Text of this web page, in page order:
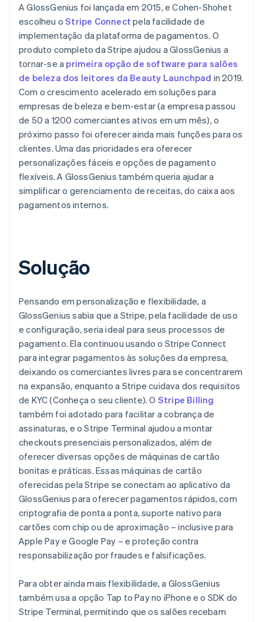
A GlossGenius foi lançada em 2015, e Cohen-Shohet
escolheu oStripe Connect pela facilidade de
implementação da plataforma de pagamentos. O
produto completo da Stripe ajudou a GlossGenius a
tornar-se a primeira opção de software para salões
de beleza dos leitores da Beauty Launchpad in 2019.
Com o crescimento acelerado em soluções para
empresas de beleza e bem-estar (a empresa passou
de 50 a 1200 comerciantes ativos em um mês), o
próximo passo foi oferecer ainda mais funções para os
clientes. Uma das prioridades era oferecer
personalizações fáceis e opções de pagamento
flexíveis. A GlossGenius também queria ajudar a
simplificar o gerenciamento de receitas, do caixa aos
pagamentos internos.
Solução
Pensando em personalização e flexibilidade, a
GlossGenius sabia que a Stripe, pela facilidade de uso
e configuração, seria ideal para seus processos de
pagamento. Ela continuou usando o Stripe Connect
para integrar pagamentos às soluções da empresa,
deixando os comerciantes livres para se concentrarem
na expansão, enquanto a Stripe cuidava dos requisitos
de KYC (Conheça o seu cliente). O Stripe Billing
também foi adotado para facilitar a cobrança de
assinaturas, e o Stripe Terminal ajudou a montar
checkouts presenciais personalizados, além de
oferecer diversas opções de máquinas de cartão
bonitas e práticas. Essas máquinas de cartão
oferecidas pela Stripe se conectam ao aplicativo da
GlossGenius para oferecer pagamentos rápidos, com
criptografia de ponta a ponta, suporte nativo para
cartões com chip ou de aproximação – inclusive para
Apple Pay e Google Pay – e proteção contra
responsabilização por fraudes e falsificações.
Para obter ainda mais flexibilidade, a GlossGenius
também usa a opção Tap to Pay no iPhone e o SDK do
Stripe Terminal, permitindo que os salões recebam